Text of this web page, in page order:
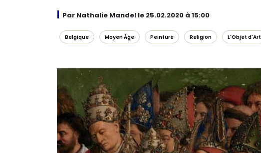
Par Nathalie Mandel le 25.02.2020 à 15:00
Belgique Moyen Âge Peinture Religion L'Objet d'Art